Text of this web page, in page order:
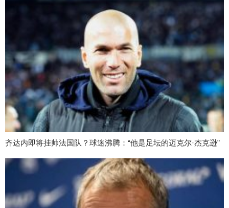
齐达内即将挂帅法国队？球迷沸腾：“他是足坛的迈克尔·杰克逊”